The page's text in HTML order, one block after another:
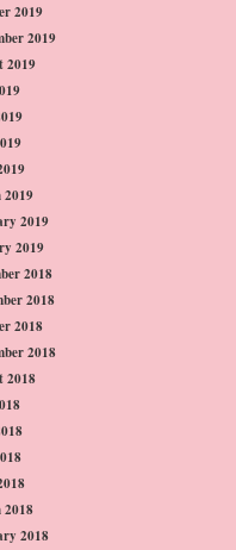
2019
2019
2019
2019
2019
2019
2018
2018
2018
2018
2018
2018
2018